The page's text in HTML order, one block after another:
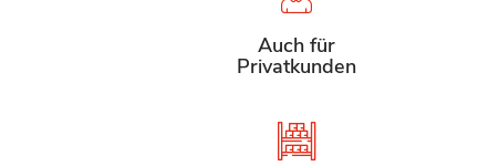
Auch für
Privatkunden